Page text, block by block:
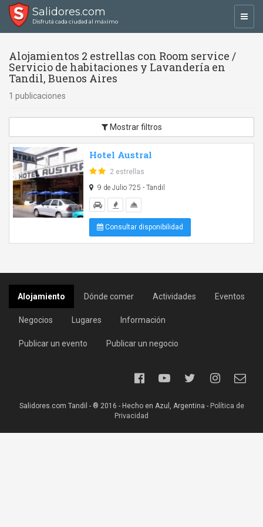
Salidores.com
Disfrutá cada ciudad al máximo
Alojamientos 2 estrellas con Room service /
Servicio de habitaciones y Lavandería en
Tandil, Buenos Aires
1 publicaciones
Mostrar filtros
Hotel Austral
2 estrellas
9 de Julio 725 - Tandil
Consultar disponibilidad
Alojamiento Dónde comer Actividades Eventos
Negocios Lugares Información
Publicar un evento Publicar un negocio
Salidores.com Tandil - ® 2016 - Hecho en Azul, Argentina - Política de
Privacidad